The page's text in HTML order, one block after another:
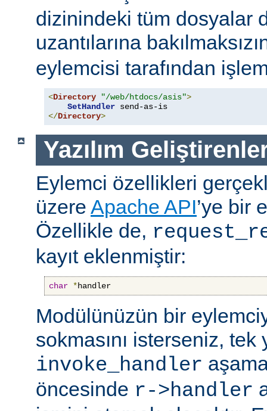
dizinindeki tüm dosyalar
uzantılarına
eylemcisi tarafından
<Directory "/web/htdocs/asis">
SetHandler
</Directory>
Yazılım
Eylemci özellikleri
üzere Apache API’ye bir
Özellikle de,
kayıt eklenmiştir:
char *handler
Modülünüzün bir
sokmasını isterseniz, tek
invoke_handler
öncesinde r->handler